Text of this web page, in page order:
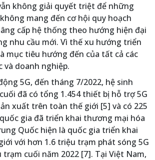
không giải quyết triệt để những
mang đến cơ hội quy hoạch
cấp hệ thống theo hướng hiện đại
nhu cầu mới. Vì thế xu hướng triển
mục tiêu hướng đến của tất cả các
và doanh nghiệp.
5G, đến tháng 7/2022, hệ sinh
đã có tổng 1.454 thiết bị hỗ trợ 5G
xuất trên toàn thế giới [5] và có 225
gia đã triển khai thương mại hóa
Quốc hiện là quốc gia triển khai
với hơn 1.6 triệu trạm phát sóng 5G
cuối năm 2022 [7]. Tại Việt Nam,